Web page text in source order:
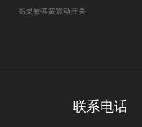
高灵敏弹簧震动开关
联系电话